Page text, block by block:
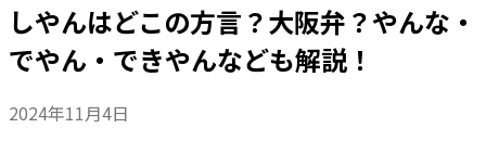
しやんはどこの方言？大阪弁？やんな・
でやん・できやんなども解説！
2024年11月4日